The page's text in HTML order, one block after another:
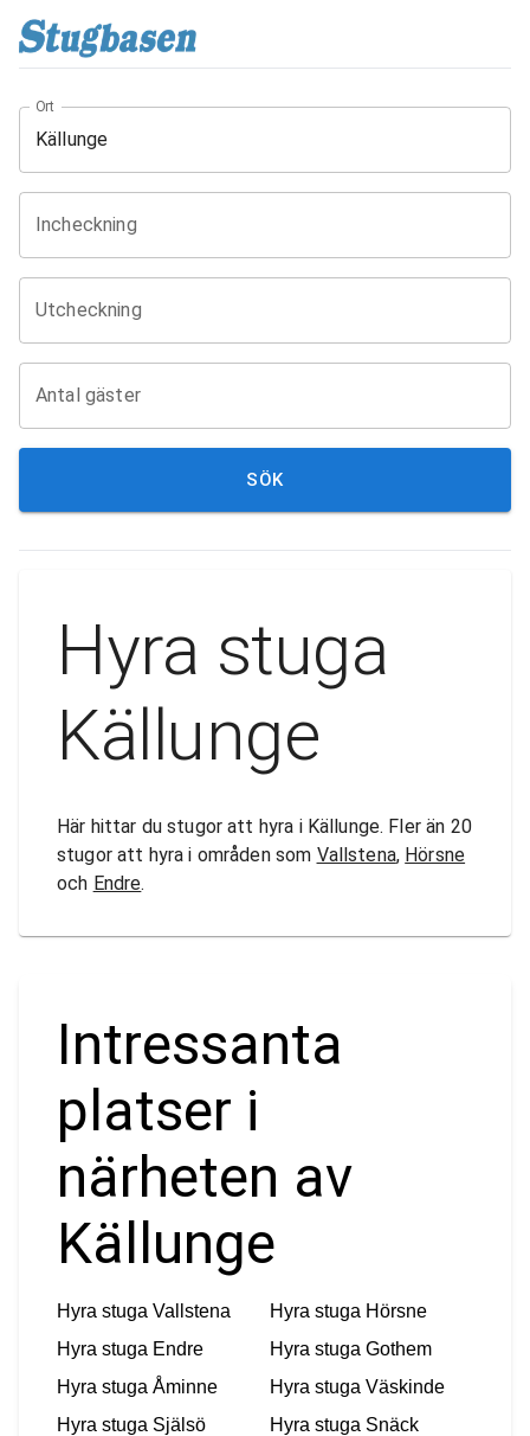
Ort
Incheckning
Utcheckning
Antal gäster
SÖK
Hyra stuga
Källunge
Här hittar du stugor att hyra i Källunge. Fler än 20
stugor att hyra i områden som Vallstena, Hörsne
och Endre.
Intressanta
platser i
närheten av
Källunge
Hyra stuga Vallstena Hyra stuga Hörsne
Hyra stuga Endre Hyra stuga Gothem
Hyra stuga Åminne Hyra stuga Väskinde
Hyra stuga Själsö Hyra stuga Snäck